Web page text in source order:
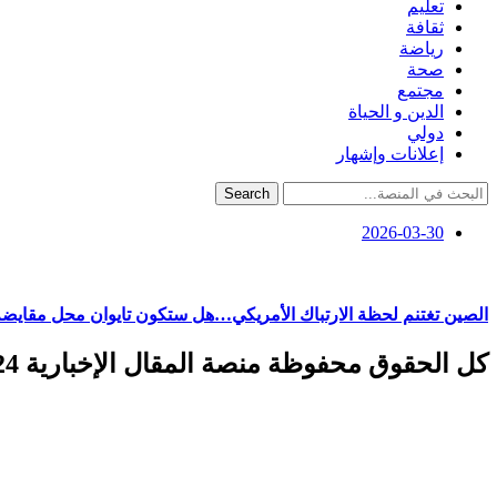
تعليم
ثقافة
رياضة
صحة
مجتمع
الدين و الحياة
دولي
إعلانات وإشهار
Search
2026-03-30
الصين تغتنم لحظة الارتباك الأمريكي…هل ستكون تايوان محل
كل الحقوق محفوظة منصة المقال الإخبارية 2024 ©